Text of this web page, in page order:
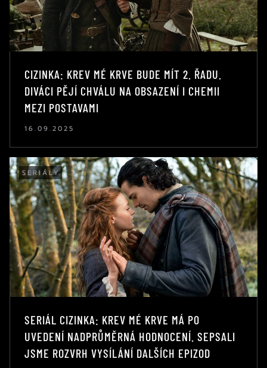
CIZINKA: KREV MÉ KRVE BUDE MÍT 2. ŘADU.
DIVÁCI PĚJÍ CHVÁLU NA OBSAZENÍ I CHEMII
MEZI POSTAVAMI
16.09.2025
SERIÁLY
SERIÁL CIZINKA: KREV MÉ KRVE MÁ PO
UVEDENÍ NADPRŮMĚRNÁ HODNOCENÍ. SEPSALI
JSME ROZVRH VYSÍLÁNÍ DALŠÍCH EPIZOD